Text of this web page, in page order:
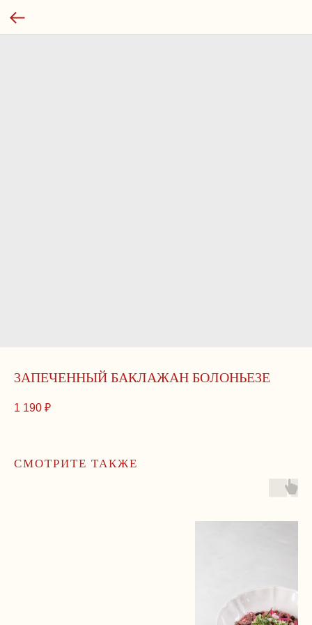
3AПEЧEННЫЙ БAКЛAЖAН БOЛOНЬEЗE
1 190 ₽
СМОТРИТЕ ТАКЖЕ